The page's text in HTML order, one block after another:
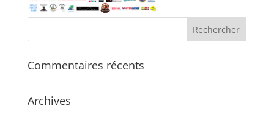
Commentaires récents
Archives